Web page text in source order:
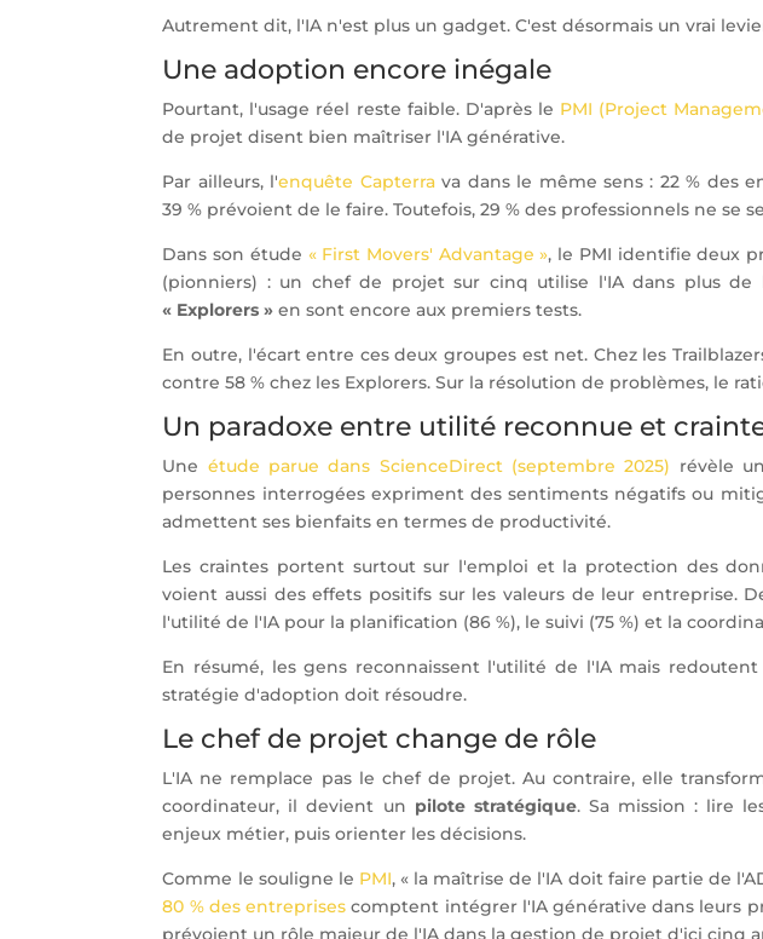
Autrement dit, l'IA n'est plus un gadget. C'est désormais un vrai
Une adoption encore inégale
Pourtant, l'usage réel reste faible. D'après le PMI (Project
de projet disent bien maîtriser l'IA générative.
Par ailleurs, l'enquête Capterrava dans le même sens : 22 % des
39 % prévoient de le faire. Toutefois, 29 % des professionnels ne
Dans son étude « First Movers' Advantage », le PMI identifie deux
(pionniers) : un chef de projet sur cinq utilise l'IA dans plus de
« Explorers » en sont encore aux premiers tests.
En outre, l'écart entre ces deux groupes est net. Chez les
contre 58 % chez les Explorers. Sur la résolution de problèmes, le
Un paradoxe entre utilité reconnue et
Une étude parue dans ScienceDirect (septembre 2025) révèle
personnes interrogées expriment des sentiments négatifs ou
admettent ses bienfaits en termes de productivité.
Les craintes portent surtout sur l'emploi et la protection des
voient aussi des effets positifs sur les valeurs de leur entreprise.
l'utilité de l'IA pour la planification (86 %), le suivi (75 %) et la
En résumé, les gens reconnaissent l'utilité de l'IA mais
stratégie d'adoption doit résoudre.
Le chef de projet change de rôle
L'IA ne remplace pas le chef de projet. Au contraire, elle
coordinateur, il devient un pilote stratégique. Sa mission : lire
enjeux métier, puis orienter les décisions.
Comme le souligne le PMI, « la maîtrise de l'IA doit faire partie de
80 % des entreprises comptent intégrer l'IA générative dans leurs
prévoient un rôle majeur de l'IA dans la gestion de projet d'ici cinq